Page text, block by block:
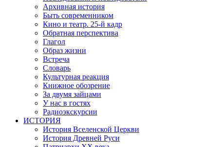
Архивная история
Быть современником
Кино и театр. 25-й кадр
Обратная перспектива
Глагол
Образ жизни
Встреча
Словарь
Культурная реакция
Книжное обозрение
За двумя зайцами
У нас в гостях
Радиоэкскурсии
ИСТОРИЯ
История Вселенской Церкви
История Древней Руси